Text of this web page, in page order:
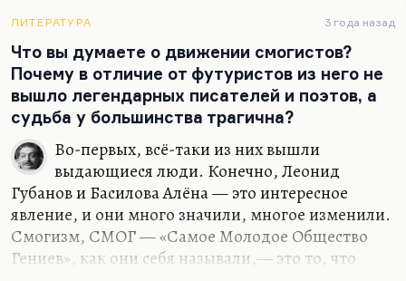
Стреляный, или в значительной степени,
конечно, публицисты «Литературки», такие как
Богат, они как-то были летописцами эпохи не в
меньшей степени, чем первоклассные писатели.
И Руденко старалась. Ну, наверное, нельзя не
назвать публицистов-известинцев лучших. То
есть журналистика тех времён, собранная в
книжке, остаётся блистательной летописью.
ЛИТЕРАТУРА 3 года назад
Что вы думаете о движении смогистов?
Почему в отличие от футуристов из него не
вышло легендарных писателей и поэтов, а
судьба у большинства трагична?
Во-первых, всё-таки из них вышли
выдающиеся люди. Конечно, Леонид
Губанов и Басилова Алёна — это интересное
явление, и они много значили, многое изменили.
Смогизм, СМОГ — «Самое Молодое Общество
Гениев», как они себя называли,— это то, что